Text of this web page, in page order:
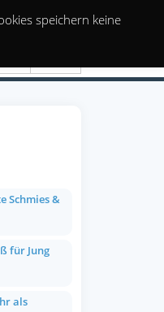
Schmies &
für Jung
als
speichern keine